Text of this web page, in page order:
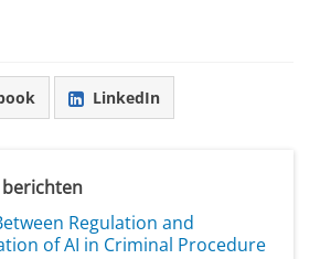
LinkedIn
Regulation and
of AI in Criminal Procedure